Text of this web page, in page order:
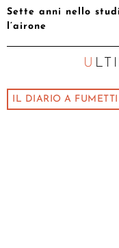
Sette anni nello
l’airone
IL DIARIO A